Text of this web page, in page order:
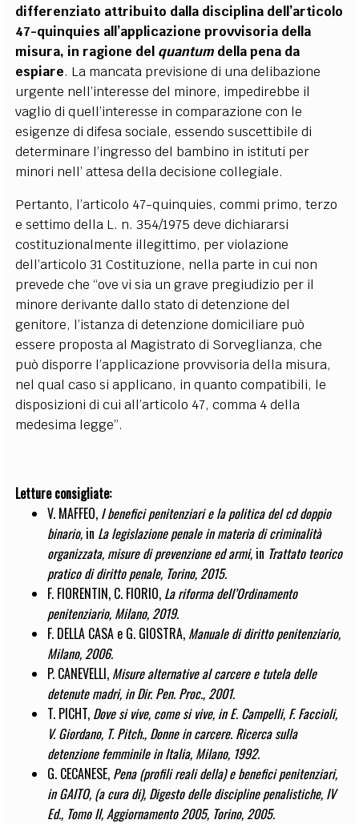
differenziato attribuito dalla disciplina dell’articolo
47-quinquies all’applicazione provvisoria della
misura, in ragione del quantum della pena da
espiare. La mancata previsione di una delibazione
urgente nell’interesse del minore, impedirebbe il
vaglio di quell’interesse in comparazione con le
esigenze di difesa sociale, essendo suscettibile di
determinare l’ingresso del bambino in istituti per
minori nell’ attesa della decisione collegiale.
Pertanto, l’articolo 47-quinquies, commi primo, terzo
e settimo della L. n. 354/1975 deve dichiararsi
costituzionalmente illegittimo, per violazione
dell’articolo 31 Costituzione, nella parte in cui non
prevede che “ove vi sia un grave pregiudizio per il
minore derivante dallo stato di detenzione del
genitore, l’istanza di detenzione domiciliare può
essere proposta al Magistrato di Sorveglianza, che
può disporre l’applicazione provvisoria della misura,
nel qual caso si applicano, in quanto compatibili, le
disposizioni di cui all’articolo 47, comma 4 della
medesima legge”.
Letture consigliate:
V. MAFFEO, I benefici penitenziari e la politica del cd doppio
binario, in La legislazione penale in materia di criminalità
organizzata, misure di prevenzione ed armi, in Trattato teorico
pratico di diritto penale, Torino, 2015.
F. FIORENTIN, C. FIORIO, La riforma dell’Ordinamento
penitenziario, Milano, 2019.
F. DELLA CASA e G. GIOSTRA, Manuale di diritto penitenziario,
Milano, 2006.
P. CANEVELLI, Misure alternative al carcere e tutela delle
detenute madri, in Dir. Pen. Proc., 2001.
T. PICHT, Dove si vive, come si vive, in E. Campelli, F. Faccioli,
V. Giordano, T. Pitch., Donne in carcere. Ricerca sulla
detenzione femminile in Italia, Milano, 1992.
G. CECANESE, Pena (profili reali della) e benefici penitenziari,
in GAITO, (a cura di), Digesto delle discipline penalistiche, IV
Ed., Tomo II, Aggiornamento 2005, Torino, 2005.